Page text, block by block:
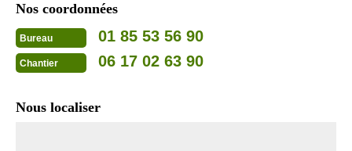
Nos coordonnées
Bureau 01 85 53 56 90
Chantier 06 17 02 63 90
Nous localiser